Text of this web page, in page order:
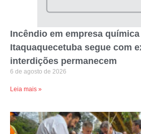
Incêndio em empresa
Itaquaquecetuba segue com
interdições permanecem
6 de agosto de 2026
Leia mais »